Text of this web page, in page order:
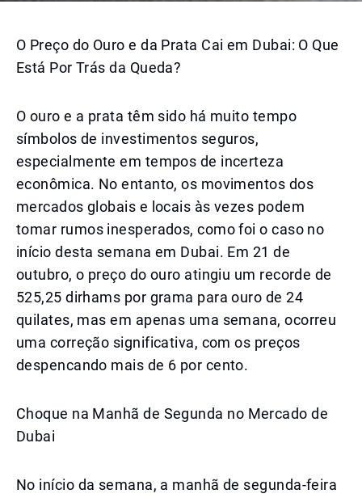
O Preço do Ouro e da Prata Cai em Dubai: O Que
Está Por Trás da Queda?
O ouro e a prata têm sido há muito tempo
símbolos de investimentos seguros,
especialmente em tempos de incerteza
econômica. No entanto, os movimentos dos
mercados globais e locais às vezes podem
tomar rumos inesperados, como foi o caso no
início desta semana em Dubai. Em 21 de
outubro, o preço do ouro atingiu um recorde de
525,25 dirhams por grama para ouro de 24
quilates, mas em apenas uma semana, ocorreu
uma correção significativa, com os preços
despencando mais de 6 por cento.
Choque na Manhã de Segunda no Mercado de
Dubai
No início da semana, a manhã de segunda-feira